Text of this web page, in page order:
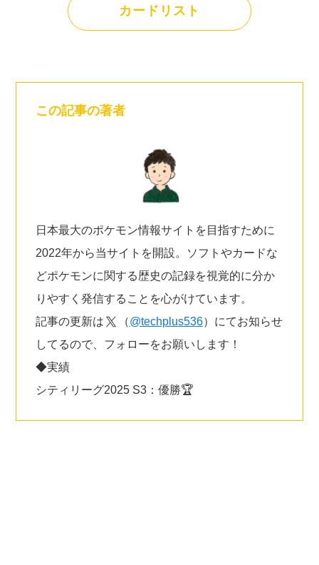
カードリスト
この記事の著者
日本最大のポケモン情報サイトを目指すために
2022年から当サイトを開設。ソフトやカードな
どポケモンに関する歴史の記録を視覚的に分か
りやすく発信することを心がけています。
記事の更新は
（@techplus536）にてお知らせ
してるので、フォローをお願いします！
◆実績
シティリーグ2025 S3：優勝🏆